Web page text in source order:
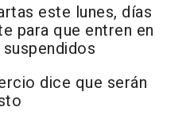
este lunes, días
para que entren en
dice que serán